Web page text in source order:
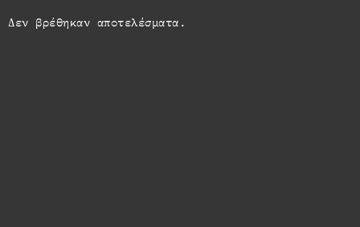
Δεν βρέθηκαν αποτελέσματα.